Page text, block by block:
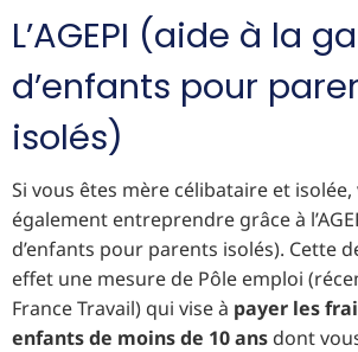
L’AGEPI (aide à la
d’enfants pour
isolés)
Si vous êtes mère célibataire et
également entreprendre grâce à
d’enfants pour parents isolés). Cette
effet une mesure de Pôle emploi
France Travail) qui vise à payer les
enfants de moins de 10 ans dont